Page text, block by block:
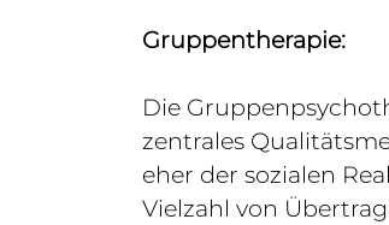
Gruppentherapie:
Die
zentrales
eher der sozialen
Vielzahl von